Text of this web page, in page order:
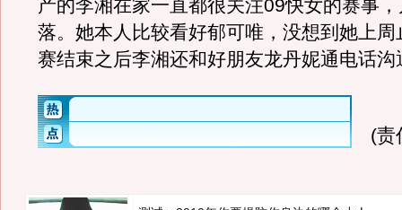
产的李湘在家一直都很关注09快女的赛事
落。她本人比较看好郁可唯，没想到她上周
赛结束之后李湘还和好朋友龙丹妮通电话沟
(责